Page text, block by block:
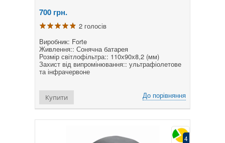
700 грн.
2 голосів
Виробник: Forte
Живлення:: Сонячна батарея
Розмір світлофільтра:: 110х90х8,2 (мм)
Захист від випромінювання:: ультрафіолетове
та інфрачервоне
До порівняння
Купити
4